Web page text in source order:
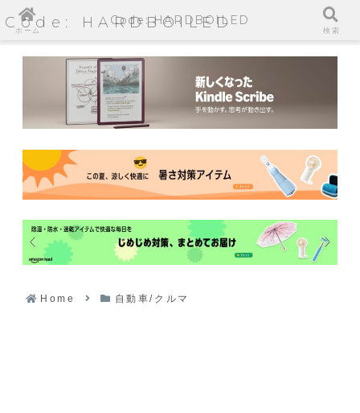
Code: HARDBOILED
Home 自動車/クルマ
ホーム
Code: HARDBOILED
検索